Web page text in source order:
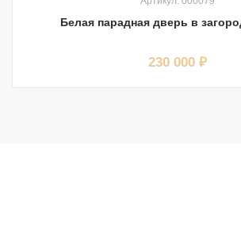
Белая парадная дверь в
230 000 ₽